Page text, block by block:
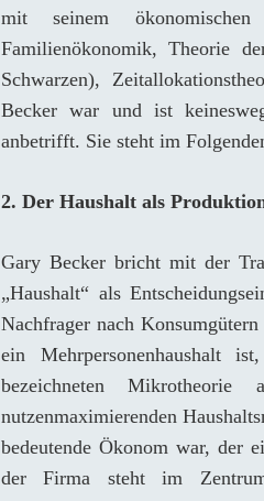
mit seinem ökonomischen
Familienökonomik, Theorie
Schwarzen),
Becker war und ist
anbetrifft. Sie steht im
2. Der Haushalt als
Gary Becker bricht mit der
„Haushalt“ als
Nachfrager nach
ein Mehrpersonenhaushalt
bezeichneten Mikrotheorie
nutzenmaximierenden
bedeutende Ökonom war, der
der Firma steht im